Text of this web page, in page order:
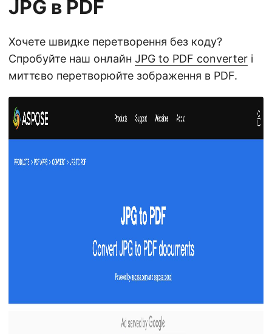
JPG в PDF
Хочете швидке перетворення без коду?
Спробуйте наш онлайн JPG to PDF converter і
миттєво перетворюйте зображення в PDF.